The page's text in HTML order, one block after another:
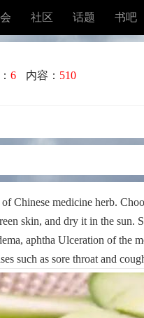
社区 话题 书吧
6 内容： 510
Chinese medicine herb.
skin, and dry it in the sun.
aphtha Ulceration of the
such as sore throat and